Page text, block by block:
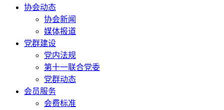
协会动态
协会新闻
媒体报道
党群建设
党内法规
第十一联合党委
党群动态
会员服务
会费标准